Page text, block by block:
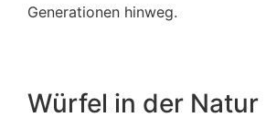
Generationen hinweg.
Würfel in der Natur